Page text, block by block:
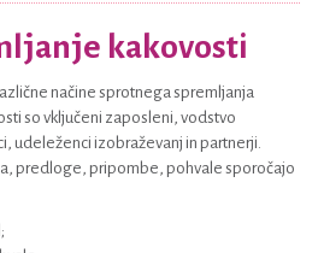
kakovosti
načine sprotnega spremljanja
so vključeni zaposleni, vodstvo
udeleženci izobraževanj in partnerji.
predloge, pripombe, pohvale sporočajo